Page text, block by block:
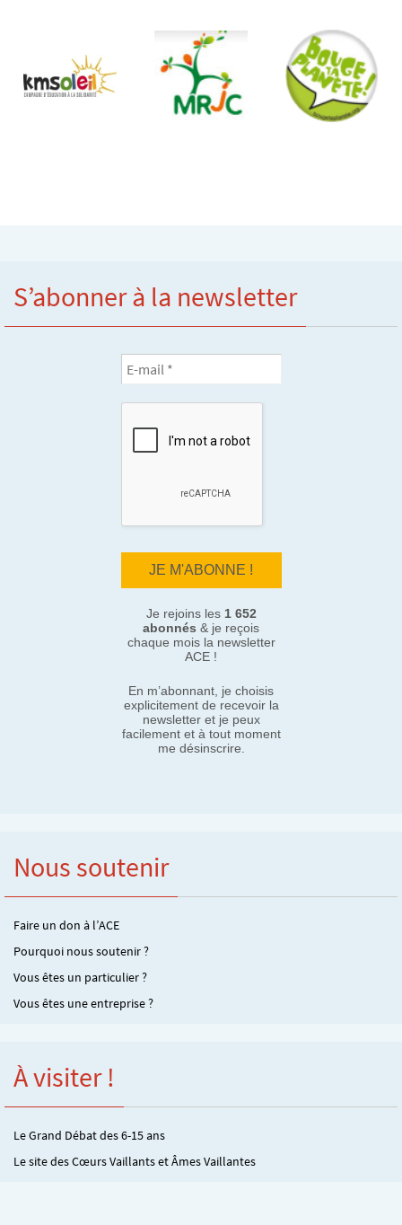
S’abonner à la newsletter
Je rejoins les 1 652
abonnés & je reçois
chaque mois la newsletter
ACE !
En m’abonnant, je choisis
explicitement de recevoir la
newsletter et je peux
facilement et à tout moment
me désinscrire.
Nous soutenir
Faire un don à l’ACE
Pourquoi nous soutenir ?
Vous êtes un particulier ?
Vous êtes une entreprise ?
À visiter !
Le Grand Débat des 6-15 ans
Le site des Cœurs Vaillants et Âmes Vaillantes